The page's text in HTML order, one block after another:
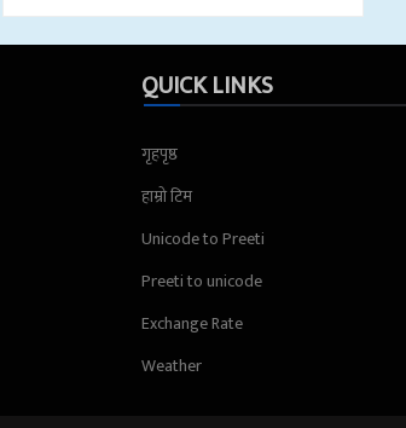
QUICK LINKS
गृहपृष्ठ
हाम्रो टिम
Unicode to Preeti
Preeti to unicode
Exchange Rate
Weather